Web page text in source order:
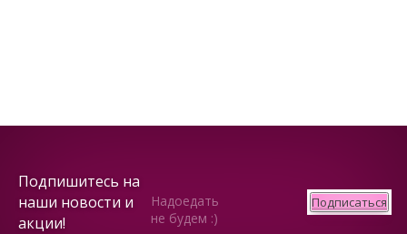
Подпишитесь на
наши новости и
акции!
Надоедать
не будем :)
Подписаться